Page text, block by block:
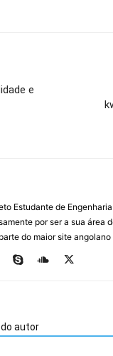
e
Estudante de
por ser a sua área
do maior site
autor